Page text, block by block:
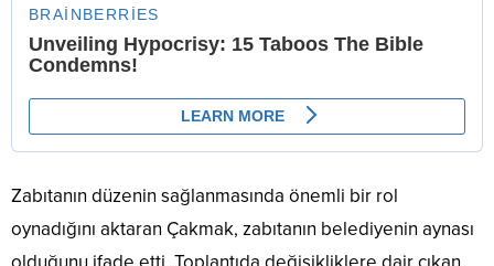
Zabıtanın düzenin sağlanmasında önemli bir rol
oynadığını aktaran Çakmak, zabıtanın belediyenin aynası